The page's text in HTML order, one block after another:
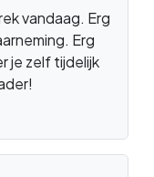
vandaag. Erg
Erg
je zelf tijdelijk